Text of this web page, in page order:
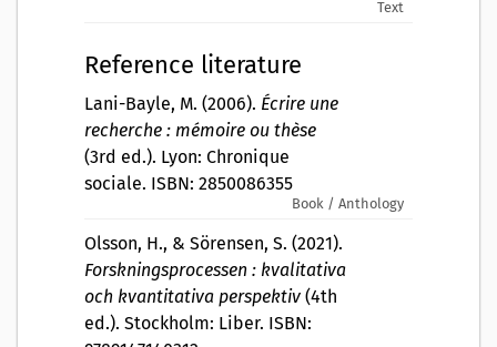
Text
Reference literature
Lani-Bayle, M. (2006). Écrire une
recherche : mémoire ou thèse
(3rd ed.). Lyon: Chronique
sociale. ISBN: 2850086355
Book / Anthology
Olsson, H., & Sörensen, S. (2021).
Forskningsprocessen : kvalitativa
och kvantitativa perspektiv (4th
ed.). Stockholm: Liber. ISBN: